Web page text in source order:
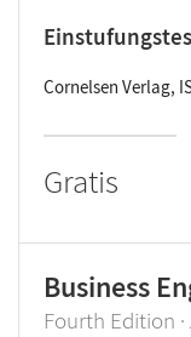
Cornelsen Verlag,
Gratis
Business
Fourth Edition ·